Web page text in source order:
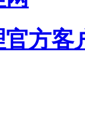
方客